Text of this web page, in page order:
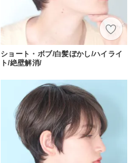
ショート・ボブ/白髪ぼかし/ハイライ
ト/絶壁解消/